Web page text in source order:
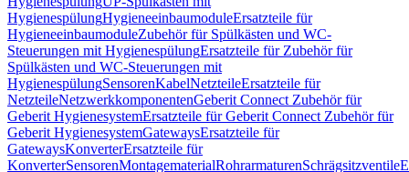
HygienespülungHygieneeinbaumoduleErsatzteile für
HygieneeinbaumoduleZubehör für Spülkästen und WC-
Steuerungen mit HygienespülungErsatzteile für Zubehör für
Spülkästen und WC-Steuerungen mit
HygienespülungSensorenKabelNetzteileErsatzteile für
NetzteileNetzwerkkomponentenGeberit Connect Zubehör für
Geberit HygienesystemErsatzteile für Geberit Connect Zubehör für
Geberit HygienesystemGatewaysErsatzteile für
GatewaysKonverterErsatzteile für
KonverterSensorenMontagematerialRohrarmaturenSchrägsitzventile